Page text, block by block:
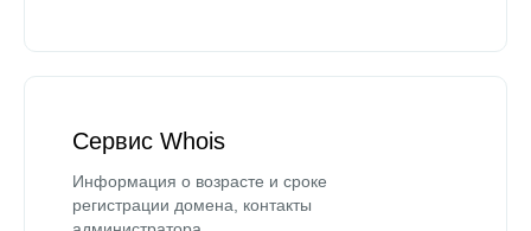
Сервис Whois
Информация о возрасте и сроке
регистрации домена, контакты